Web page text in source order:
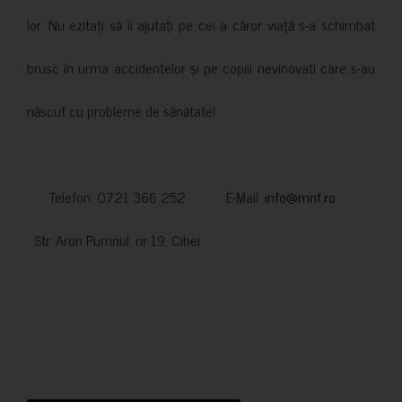
lor. Nu ezitați să îi ajutați pe cei a căror viață s-a schimbat
brusc în urma accidentelor și pe copiii nevinovati care s-au
născut cu probleme de sănătate!
Telefon: 0721 366 252 E-Mail: info@mnf.ro
Str. Aron Pumnul, nr 19, Cihei